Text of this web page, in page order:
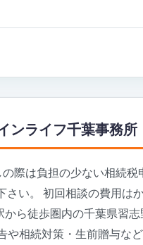
ンライフ千葉事務
際は負担の少ない相続
さい。 初回相談の費用は
ら徒歩圏内の千葉県習
や相続対策・生前贈与な